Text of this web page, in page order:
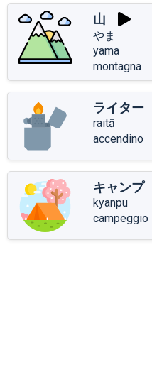
山
やま
yama
montagna
ライター
raitā
accendino
キャンプ
kyanpu
campeggio